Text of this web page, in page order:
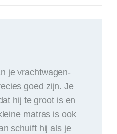
je vrachtwagen-
goed zijn. Je
hij te groot is en
matras is ook
schuift hij als je